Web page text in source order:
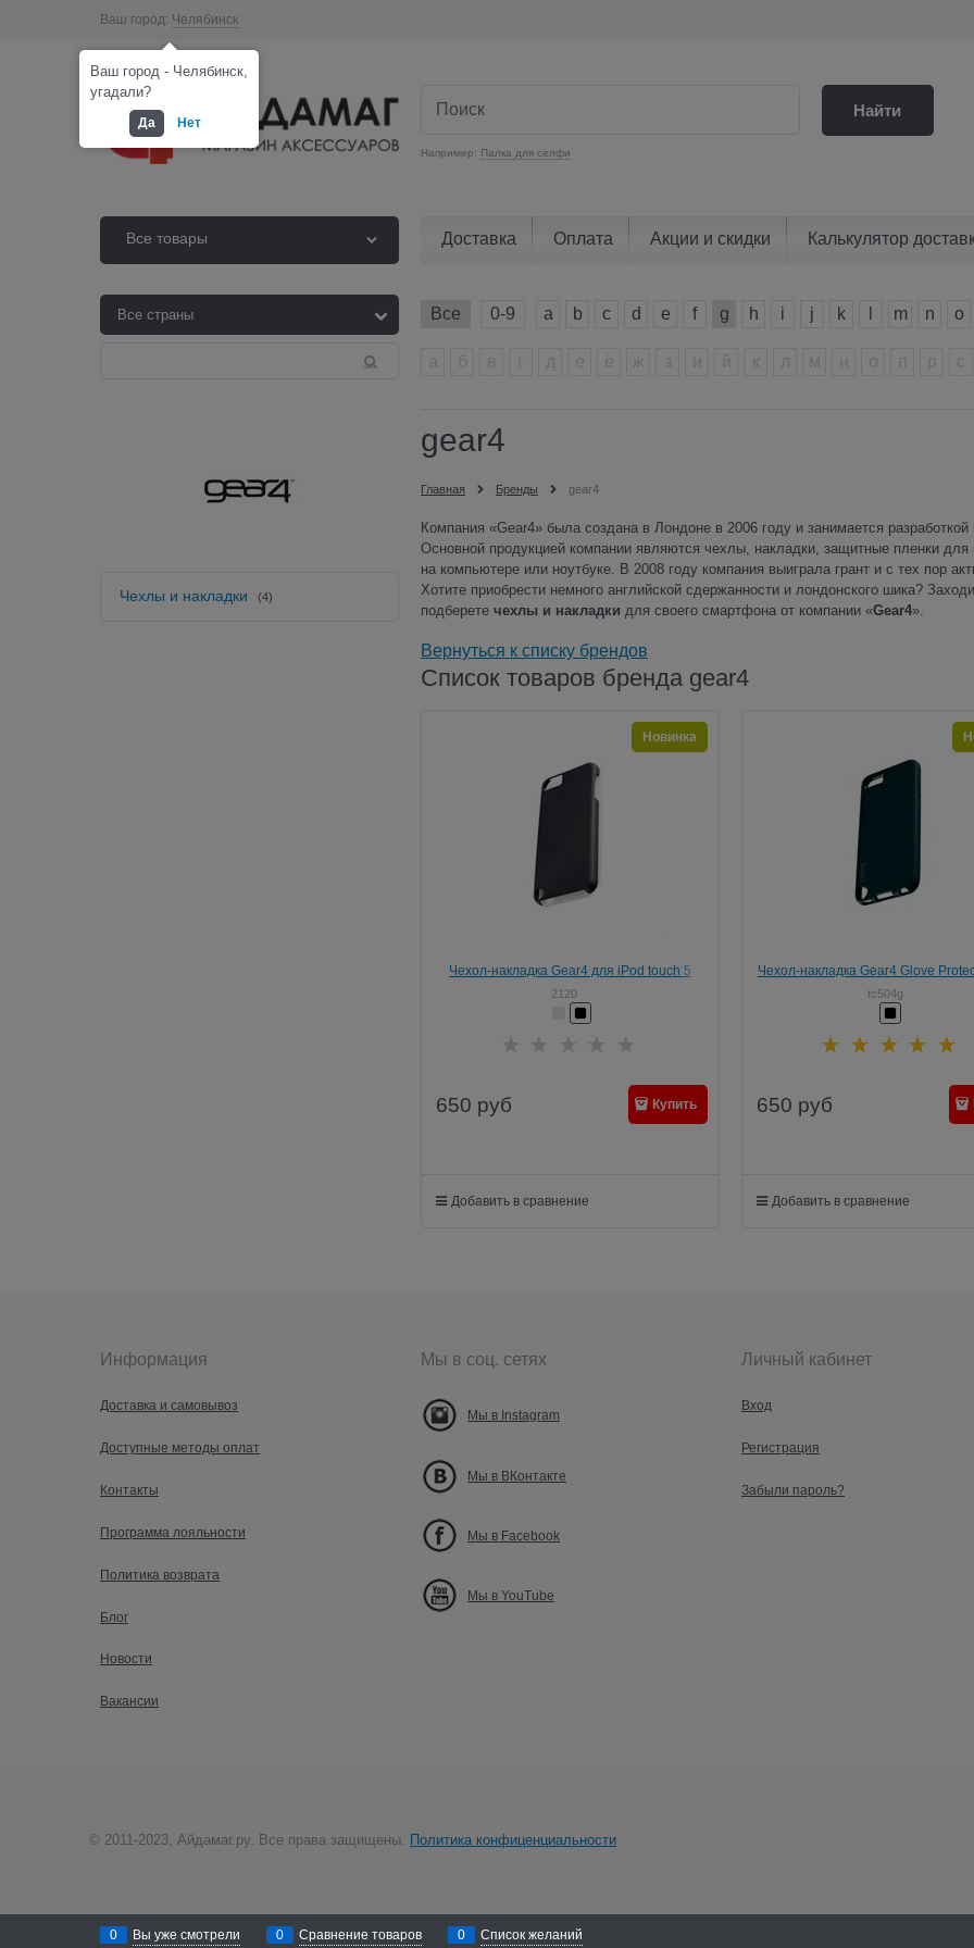
Ваш город: Челябинск
Например: Палка для селфи
Найти
Все товары Доставка Оплата Акции и скидки Калькулятор
Все 0-9 a b c d e f g h i j k m n o
Чехлы и накладки (4)
gear4
Главная Бренды gear4
Компания «Gear4» была создана в Лондоне в 2006 году и занимается
Основной продукцией компании являются чехлы, накладки, защитные пленки
на компьютере или ноутбуке. В 2008 году компания выиграла грант и с тех пор
Хотите приобрести немного английской сдержанности и лондонского шика?
подберете чехлы и накладки для своего смартфона от компании «Gear4».
Вернуться к списку брендов
Список товаров бренда gear4
Чехол-накладка Gear4 для iPod touch 5
2120
Новинка
650 руб Купить
Добавить в сравнение
Чехол-накладка Gear4 Glove
iPod touch 5 (TC504G)
tc504g
650 руб
Добавить в сравнение
Информация
Доставка и самовывоз
Доступные методы оплат
Контакты
Программа лояльности
Политика возврата
Блог
Новости
Вакансии
Мы в соц. сетях
Мы в Instagram
Мы в ВКонтакте
Мы в Facebook
Мы в YouTube
Личный кабинет
Вход
Регистрация
Забыли пароль?
© 2011-2023, Айдамаг.ру. Все права защищены. Политика конфиценциальности
0 Вы уже смотрели 0 Сравнение товаров 0 Список желаний
Ваш город - Челябинск,
угадали?
Да Нет